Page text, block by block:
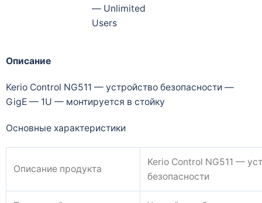
— Unlimited
Users
Описание
Kerio Control NG511 — устройство безопасности —
GigE — 1U — монтируется в стойку
Основные характеристики
Описание продукта
Kerio Control NG511 —
безопасности